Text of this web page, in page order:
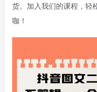
货。加入我们的课程，轻
咖！